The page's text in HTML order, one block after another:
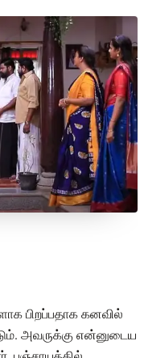
பிறப்பதாக கனவில்
அவருக்கு என்னுடைய